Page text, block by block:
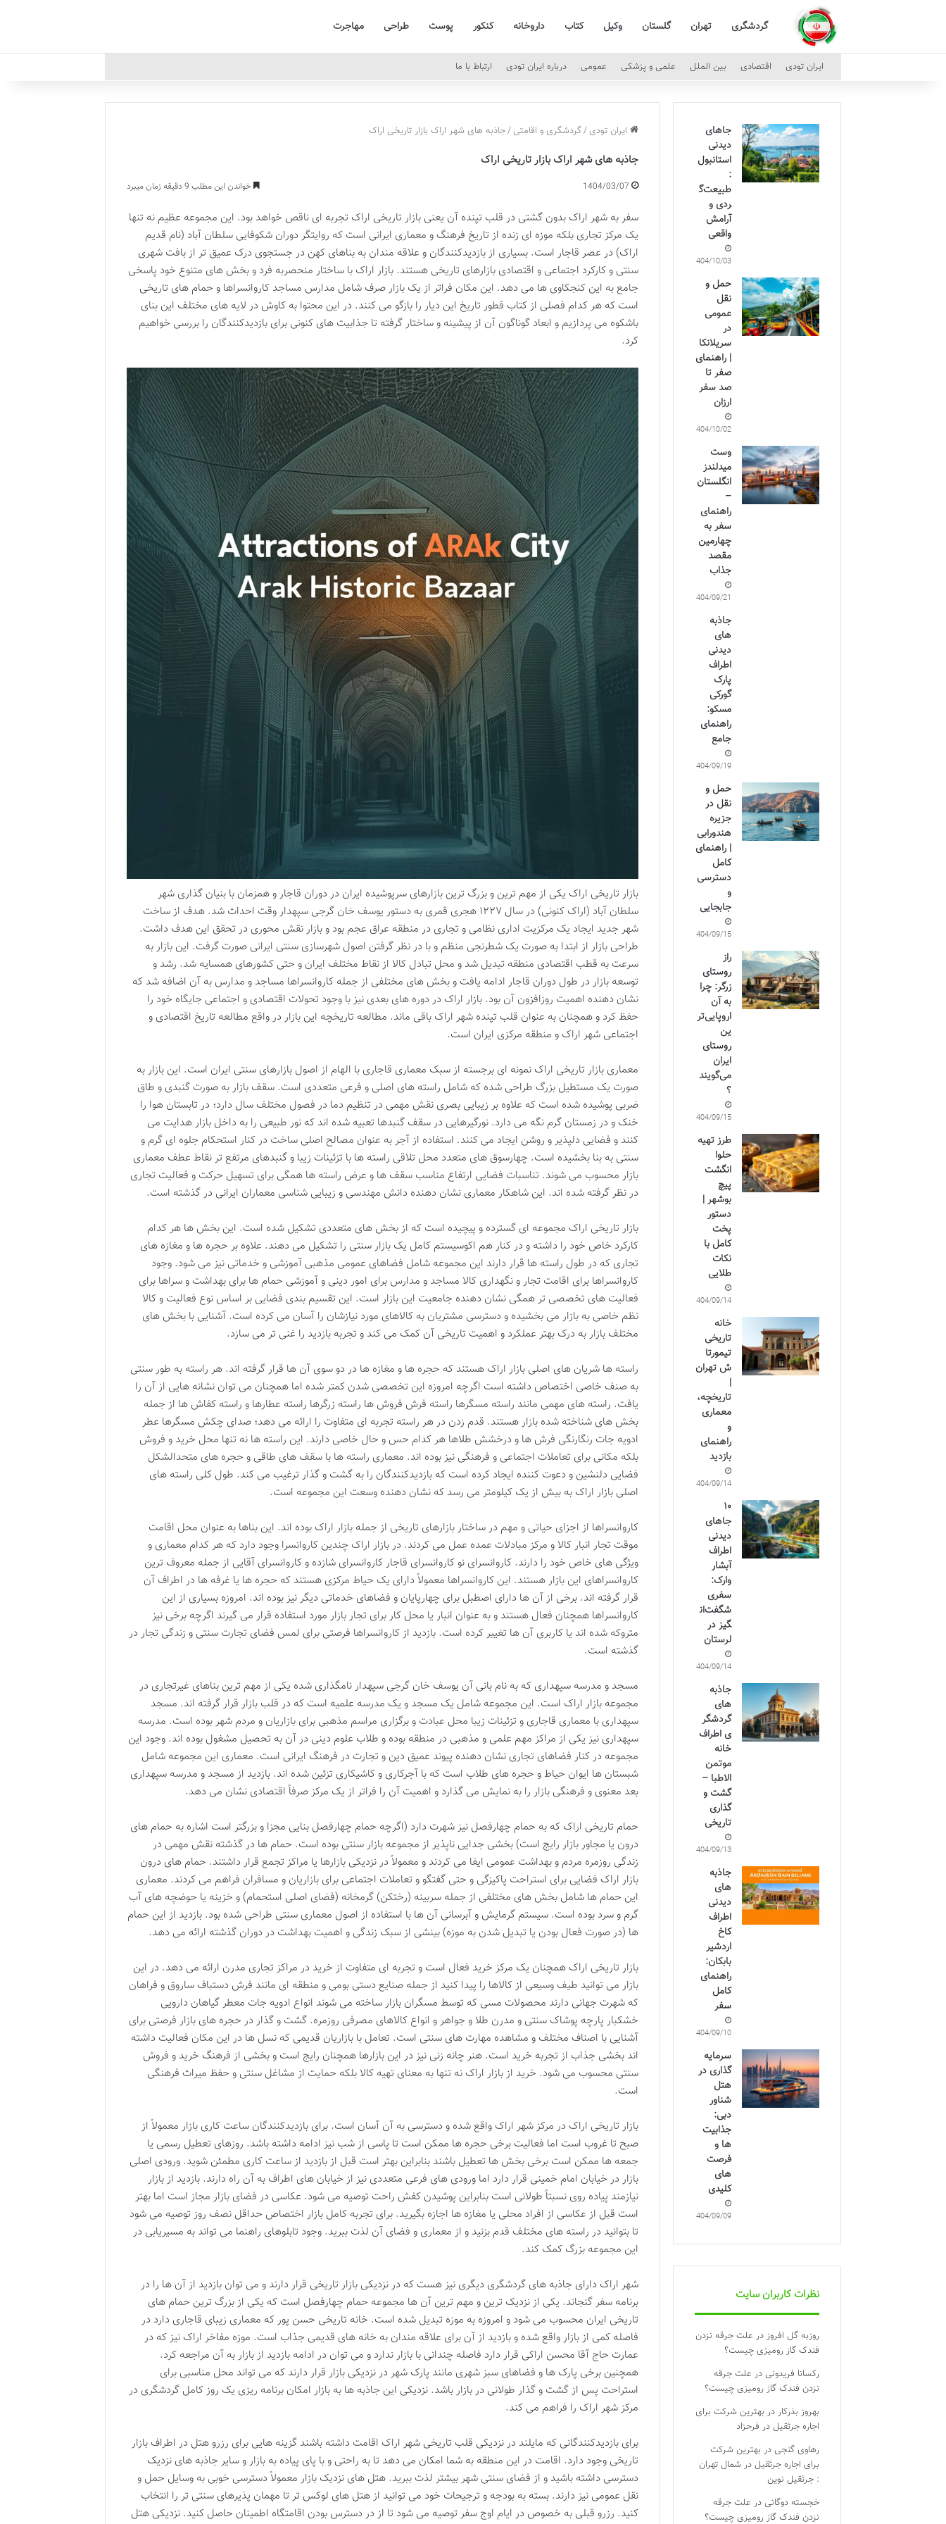
گردشگری تهران گلستان وکیل کتاب داروخانه کنکور پوست طراحی مهاجرت
ایران تودی اقتصادی بین الملل علمی و پزشکی عمومی درباره ایران تودی ارتباط با ما
ایران تودی /گردشگری و اقامتی /جاذبه های شهر اراک بازار تاریخی اراک
جاذبه های شهر اراک بازار تاریخی اراک
1404/03/07 خواندن این مطلب 9 دقیقه زمان میبرد
سفر به شهر اراک بدون گشتی در قلب تپنده آن یعنی بازار تاریخی اراک تجربه ای ناقص خواهد بود. این مجموعه عظیم نه تنها
یک مرکز تجاری بلکه موزه ای زنده از تاریخ فرهنگ و معماری ایرانی است که روایتگر دوران شکوفایی سلطان آباد (نام قدیم
اراک) در عصر قاجار است. بسیاری از بازدیدکنندگان و علاقه مندان به بناهای کهن در جستجوی درک عمیق تر از بافت شهری
سنتی و کارکرد اجتماعی و اقتصادی بازارهای تاریخی هستند. بازار اراک با ساختار منحصربه فرد و بخش های متنوع خود پاسخی
جامع به این کنجکاوی ها می دهد. این مکان فراتر از یک بازار صرف شامل مدارس مساجد کاروانسراها و حمام های تاریخی
است که هر کدام فصلی از کتاب قطور تاریخ این دیار را بازگو می کنند. در این محتوا به کاوش در لایه های مختلف این بنای
باشکوه می پردازیم و ابعاد گوناگون آن از پیشینه و ساختار گرفته تا جذابیت های کنونی برای بازدیدکنندگان را بررسی خواهیم
کرد.
بازار تاریخی اراک یکی از مهم ترین و بزرگ ترین بازارهای سرپوشیده ایران در دوران قاجار و همزمان با بنیان گذاری شهر
سلطان آباد (اراک کنونی) در سال ۱۲۲۷ هجری قمری به دستور یوسف خان گرجی سپهدار وقت احداث شد. هدف از ساخت
شهر جدید ایجاد یک مرکزیت اداری نظامی و تجاری در منطقه عراق عجم بود و بازار نقش محوری در تحقق این هدف داشت.
طراحی بازار از ابتدا به صورت یک شطرنجی منظم و با در نظر گرفتن اصول شهرسازی سنتی ایرانی صورت گرفت. این بازار به
سرعت به قطب اقتصادی منطقه تبدیل شد و محل تبادل کالا از نقاط مختلف ایران و حتی کشورهای همسایه شد. رشد و
توسعه بازار در طول دوران قاجار ادامه یافت و بخش های مختلفی از جمله کاروانسراها مساجد و مدارس به آن اضافه شد که
نشان دهنده اهمیت روزافزون آن بود. بازار اراک در دوره های بعدی نیز با وجود تحولات اقتصادی و اجتماعی جایگاه خود را
حفظ کرد و همچنان به عنوان قلب تپنده شهر اراک باقی ماند. مطالعه تاریخچه این بازار در واقع مطالعه تاریخ اقتصادی و
اجتماعی شهر اراک و منطقه مرکزی ایران است.
معماری بازار تاریخی اراک نمونه ای برجسته از سبک معماری قاجاری با الهام از اصول بازارهای سنتی ایران است. این بازار به
صورت یک مستطیل بزرگ طراحی شده که شامل راسته های اصلی و فرعی متعددی است. سقف بازار به صورت گنبدی و طاق
ضربی پوشیده شده است که علاوه بر زیبایی بصری نقش مهمی در تنظیم دما در فصول مختلف سال دارد؛ در تابستان هوا را
خنک و در زمستان گرم نگه می دارد. نورگیرهایی در سقف گنبدها تعبیه شده اند که نور طبیعی را به داخل بازار هدایت می
کنند و فضایی دلپذیر و روشن ایجاد می کنند. استفاده از آجر به عنوان مصالح اصلی ساخت در کنار استحکام جلوه ای گرم و
سنتی به بنا بخشیده است. چهارسوق های متعدد محل تلاقی راسته ها با تزئینات زیبا و گنبدهای مرتفع تر نقاط عطف معماری
بازار محسوب می شوند. تناسبات فضایی ارتفاع مناسب سقف ها و عرض راسته ها همگی برای تسهیل حرکت و فعالیت تجاری
در نظر گرفته شده اند. این شاهکار معماری نشان دهنده دانش مهندسی و زیبایی شناسی معماران ایرانی در گذشته است.
بازار تاریخی اراک مجموعه ای گسترده و پیچیده است که از بخش های متعددی تشکیل شده است. این بخش ها هر کدام
کارکرد خاص خود را داشته و در کنار هم اکوسیستم کامل یک بازار سنتی را تشکیل می دهند. علاوه بر حجره ها و مغازه های
تجاری که در طول راسته ها قرار دارند این مجموعه شامل فضاهای عمومی مذهبی آموزشی و خدماتی نیز می شود. وجود
کاروانسراها برای اقامت تجار و نگهداری کالا مساجد و مدارس برای امور دینی و آموزشی حمام ها برای بهداشت و سراها برای
فعالیت های تخصصی تر همگی نشان دهنده جامعیت این بازار است. این تقسیم بندی فضایی بر اساس نوع فعالیت و کالا
نظم خاصی به بازار می بخشیده و دسترسی مشتریان به کالاهای مورد نیازشان را آسان می کرده است. آشنایی با بخش های
مختلف بازار به درک بهتر عملکرد و اهمیت تاریخی آن کمک می کند و تجربه بازدید را غنی تر می سازد.
راسته ها شریان های اصلی بازار اراک هستند که حجره ها و مغازه ها در دو سوی آن ها قرار گرفته اند. هر راسته به طور سنتی
به صنف خاصی اختصاص داشته است اگرچه امروزه این تخصصی شدن کمتر شده اما همچنان می توان نشانه هایی از آن را
یافت. راسته های مهمی مانند راسته مسگرها راسته فرش فروش ها راسته زرگرها راسته عطارها و راسته کفاش ها از جمله
بخش های شناخته شده بازار هستند. قدم زدن در هر راسته تجربه ای متفاوت را ارائه می دهد؛ صدای چکش مسگرها عطر
ادویه جات رنگارنگی فرش ها و درخشش طلاها هر کدام حس و حال خاصی دارند. این راسته ها نه تنها محل خرید و فروش
بلکه مکانی برای تعاملات اجتماعی و فرهنگی نیز بوده اند. معماری راسته ها با سقف های طاقی و حجره های متحدالشکل
فضایی دلنشین و دعوت کننده ایجاد کرده است که بازدیدکنندگان را به گشت و گذار ترغیب می کند. طول کلی راسته های
اصلی بازار اراک به بیش از یک کیلومتر می رسد که نشان دهنده وسعت این مجموعه است.
کاروانسراها از اجزای حیاتی و مهم در ساختار بازارهای تاریخی از جمله بازار اراک بوده اند. این بناها به عنوان محل اقامت
موقت تجار انبار کالا و مرکز مبادلات عمده عمل می کردند. در بازار اراک چندین کاروانسرا وجود دارد که هر کدام معماری و
ویژگی های خاص خود را دارند. کاروانسرای نو کاروانسرای قاجار کاروانسرای شازده و کاروانسرای آقایی از جمله معروف ترین
کاروانسراهای این بازار هستند. این کاروانسراها معمولاً دارای یک حیاط مرکزی هستند که حجره ها یا غرفه ها در اطراف آن
قرار گرفته اند. برخی از آن ها دارای اصطبل برای چهارپایان و فضاهای خدماتی دیگر نیز بوده اند. امروزه بسیاری از این
کاروانسراها همچنان فعال هستند و به عنوان انبار یا محل کار برای تجار بازار مورد استفاده قرار می گیرند اگرچه برخی نیز
متروکه شده اند یا کاربری آن ها تغییر کرده است. بازدید از کاروانسراها فرصتی برای لمس فضای تجارت سنتی و زندگی تجار در
گذشته است.
مسجد و مدرسه سپهداری که به نام بانی آن یوسف خان گرجی سپهدار نامگذاری شده یکی از مهم ترین بناهای غیرتجاری در
مجموعه بازار اراک است. این مجموعه شامل یک مسجد و یک مدرسه علمیه است که در قلب بازار قرار گرفته اند. مسجد
سپهداری با معماری قاجاری و تزئینات زیبا محل عبادت و برگزاری مراسم مذهبی برای بازاریان و مردم شهر بوده است. مدرسه
سپهداری نیز یکی از مراکز مهم علمی و مذهبی در منطقه بوده و طلاب علوم دینی در آن به تحصیل مشغول بوده اند. وجود این
مجموعه در کنار فضاهای تجاری نشان دهنده پیوند عمیق دین و تجارت در فرهنگ ایرانی است. معماری این مجموعه شامل
شبستان ها ایوان حیاط و حجره های طلاب است که با آجرکاری و کاشیکاری تزئین شده اند. بازدید از مسجد و مدرسه سپهداری
بعد معنوی و فرهنگی بازار را به نمایش می گذارد و اهمیت آن را فراتر از یک مرکز صرفاً اقتصادی نشان می دهد.
حمام تاریخی اراک که به حمام چهارفصل نیز شهرت دارد (اگرچه حمام چهارفصل بنایی مجزا و بزرگتر است اشاره به حمام های
درون یا مجاور بازار رایج است) بخشی جدایی ناپذیر از مجموعه بازار سنتی بوده است. حمام ها در گذشته نقش مهمی در
زندگی روزمره مردم و بهداشت عمومی ایفا می کردند و معمولاً در نزدیکی بازارها یا مراکز تجمع قرار داشتند. حمام های درون
بازار اراک فضایی برای استراحت پاکیزگی و حتی گفتگو و تعاملات اجتماعی برای بازاریان و مسافران فراهم می کردند. معماری
این حمام ها شامل بخش های مختلفی از جمله سربینه (رختکن) گرمخانه (فضای اصلی استحمام) و خزینه یا حوضچه های آب
گرم و سرد بوده است. سیستم گرمایش و آبرسانی آن ها با استفاده از اصول معماری سنتی طراحی شده بود. بازدید از این حمام
ها (در صورت فعال بودن یا تبدیل شدن به موزه) بینشی از سبک زندگی و اهمیت بهداشت در دوران گذشته ارائه می دهد.
بازار تاریخی اراک همچنان یک مرکز خرید فعال است و تجربه ای متفاوت از خرید در مراکز تجاری مدرن ارائه می دهد. در این
بازار می توانید طیف وسیعی از کالاها را پیدا کنید از جمله صنایع دستی بومی و منطقه ای مانند فرش دستباف ساروق و فراهان
که شهرت جهانی دارند محصولات مسی که توسط مسگران بازار ساخته می شوند انواع ادویه جات معطر گیاهان دارویی
خشکبار پارچه پوشاک سنتی و مدرن طلا و جواهر و انواع کالاهای مصرفی روزمره. گشت و گذار در حجره های بازار فرصتی برای
آشنایی با اصناف مختلف و مشاهده مهارت های سنتی است. تعامل با بازاریان قدیمی که نسل ها در این مکان فعالیت داشته
اند بخشی جذاب از تجربه خرید است. هنر چانه زنی نیز در این بازارها همچنان رایج است و بخشی از فرهنگ خرید و فروش
سنتی محسوب می شود. خرید از بازار اراک نه تنها به معنای تهیه کالا بلکه حمایت از مشاغل سنتی و حفظ میراث فرهنگی
است.
بازار تاریخی اراک در مرکز شهر اراک واقع شده و دسترسی به آن آسان است. برای بازدیدکنندگان ساعت کاری بازار معمولاً از
صبح تا غروب است اما فعالیت برخی حجره ها ممکن است تا پاسی از شب نیز ادامه داشته باشد. روزهای تعطیل رسمی یا
جمعه ها ممکن است برخی بخش ها تعطیل باشند بنابراین بهتر است قبل از بازدید از ساعت کاری مطمئن شوید. ورودی اصلی
بازار در خیابان امام خمینی قرار دارد اما ورودی های فرعی متعددی نیز از خیابان های اطراف به آن راه دارند. بازدید از بازار
نیازمند پیاده روی نسبتاً طولانی است بنابراین پوشیدن کفش راحت توصیه می شود. عکاسی در فضای بازار مجاز است اما بهتر
است قبل از عکاسی از افراد محلی یا مغازه ها اجازه بگیرید. برای تجربه کامل بازار اختصاص حداقل نصف روز توصیه می شود
تا بتوانید در راسته های مختلف قدم بزنید و از معماری و فضای آن لذت ببرید. وجود تابلوهای راهنما می تواند به مسیریابی در
این مجموعه بزرگ کمک کند.
شهر اراک دارای جاذبه های گردشگری دیگری نیز هست که در نزدیکی بازار تاریخی قرار دارند و می توان بازدید از آن ها را در
برنامه سفر گنجاند. یکی از نزدیک ترین و مهم ترین آن ها مجموعه حمام چهارفصل است که یکی از بزرگ ترین حمام های
تاریخی ایران محسوب می شود و امروزه به موزه تبدیل شده است. خانه تاریخی حسن پور که معماری زیبای قاجاری دارد در
فاصله کمی از بازار واقع شده و بازدید از آن برای علاقه مندان به خانه های قدیمی جذاب است. موزه مفاخر اراک نیز که در
عمارت حاج آقا محسن اراکی قرار دارد فاصله چندانی با بازار ندارد و می توان در ادامه بازدید از بازار به آن مراجعه کرد.
همچنین برخی پارک ها و فضاهای سبز شهری مانند پارک شهر در نزدیکی بازار قرار دارند که می تواند محل مناسبی برای
استراحت پس از گشت و گذار طولانی در بازار باشد. نزدیکی این جاذبه ها به بازار امکان برنامه ریزی یک روز کامل گردشگری در
مرکز شهر اراک را فراهم می کند.
برای بازدیدکنندگانی که مایلند در نزدیکی قلب تاریخی شهر اراک اقامت داشته باشند گزینه هایی برای رزرو هتل در اطراف بازار
تاریخی وجود دارد. اقامت در این منطقه به شما امکان می دهد تا به راحتی و با پای پیاده به بازار و سایر جاذبه های نزدیک
دسترسی داشته باشید و از فضای سنتی شهر بیشتر لذت ببرید. هتل های نزدیک بازار معمولاً دسترسی خوبی به وسایل حمل و
نقل عمومی نیز دارند. بسته به بودجه و ترجیحات خود می توانید از هتل های لوکس تر تا مهمان پذیرهای سنتی تر را انتخاب
کنید. رزرو قبلی به خصوص در ایام اوج سفر توصیه می شود تا از در دسترس بودن اقامتگاه اطمینان حاصل کنید. نزدیکی هتل
جاهای
دیدنی
استانبول
:
طبیعت‌گ
ردی و
آرامش
واقعی
1404/10/03
حمل و
نقل
عمومی
در
سریلانکا
| راهنمای
صفر تا
صد سفر
ارزان
1404/10/02
وست
میدلندز
انگلستان
–
راهنمای
سفر به
چهارمین
مقصد
جذاب
1404/09/21
جاذبه
های
دیدنی
اطراف
پارک
گورکی
مسکو:
راهنمای
جامع
1404/09/19
حمل و
نقل در
جزیره
هندورابی
| راهنمای
کامل
دسترسی
و
جابجایی
1404/09/15
راز
روستای
زرگر: چرا
به آن
اروپایی‌تر
ین
روستای
ایران
می‌گویند
؟
1404/09/15
طرز تهیه
حلوا
انگشت
پیچ
بوشهر |
دستور
پخت
کامل با
نکات
طلایی
1404/09/14
خانه
تاریخی
تیمورتا
ش تهران
|
تاریخچه،
معماری
و
راهنمای
بازدید
1404/09/14
۱۰
جاهای
دیدنی
اطراف
آبشار
وارک:
سفری
شگفت‌ان
گیز در
لرستان
1404/09/14
جاذبه
های
گردشگر
ی اطراف
خانه
موتمن
الاطبا –
گشت و
گذاری
تاریخی
1404/09/13
جاذبه
های
دیدنی
اطراف
کاخ
اردشیر
بابکان:
راهنمای
کامل
سفر
1404/09/10
سرمایه
گذاری در
هتل
شناور
دبی:
جذابیت
ها و
فرصت
های
کلیدی
1404/09/09
نظرات کاربران سایت
روزبه گل افروز در علت جرقه نزدن
فندک گاز رومیزی چیست؟
رکسانا فریدونی در علت جرقه
نزدن فندک گاز رومیزی چیست؟
بهروز بذرکار در بهترین شرکت برای
اجاره جرثقیل در فرحزاد
رهاوی گنجی در بهترین شرکت
برای اجاره جرثقیل در شمال تهران
: جرثقیل نوین
خجسته دوگانی در علت جرقه
نزدن فندک گاز رومیزی چیست؟